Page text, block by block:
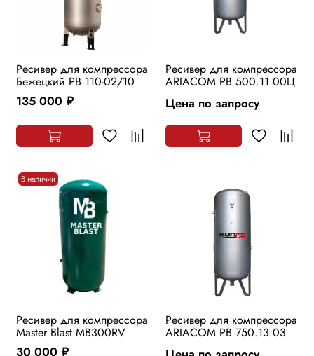
Ресивер для компрессора
Бежецкий РВ 110-02/10
135 000 руб.
Ресивер для компрессора
ARIACOM РВ 500.11.00Ц
Цена по запросу
В наличии
Ресивер для компрессора
Master Blast MB300RV
30 000
Ресивер для компрессора
ARIACOM РВ 750.13.03